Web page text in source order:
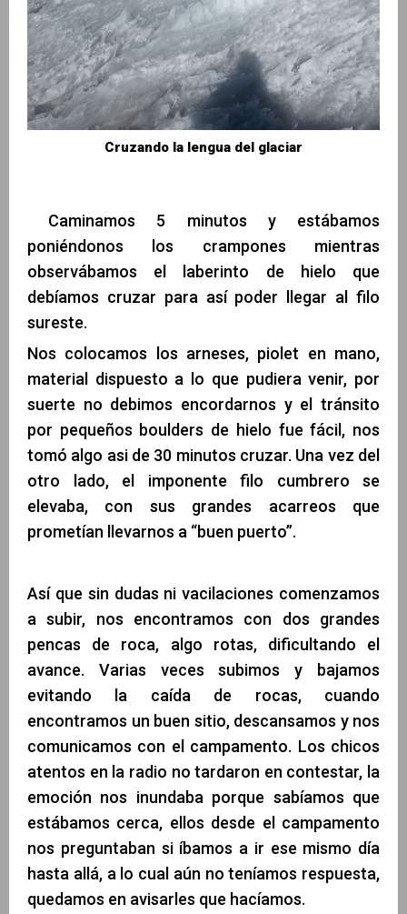
Cruzando la lengua del glaciar
Caminamos 5 minutos y estábamos
poniéndonos los crampones mientras
observábamos el laberinto de hielo que
debíamos cruzar para así poder llegar al filo
sureste.
Nos colocamos los arneses, piolet en mano,
material dispuesto a lo que pudiera venir, por
suerte no debimos encordarnos y el tránsito
por pequeños boulders de hielo fue fácil, nos
tomó algo asi de 30 minutos cruzar. Una vez del
otro lado, el imponente filo cumbrero se
elevaba, con sus grandes acarreos que
prometían llevarnos a “buen puerto”.
Así que sin dudas ni vacilaciones comenzamos
a subir, nos encontramos con dos grandes
pencas de roca, algo rotas, dificultando el
avance. Varias veces subimos y bajamos
evitando la caída de rocas, cuando
encontramos un buen sitio, descansamos y nos
comunicamos con el campamento. Los chicos
atentos en la radio no tardaron en contestar, la
emoción nos inundaba porque sabíamos que
estábamos cerca, ellos desde el campamento
nos preguntaban si íbamos a ir ese mismo día
hasta allá, a lo cual aún no teníamos respuesta,
quedamos en avisarles que hacíamos.